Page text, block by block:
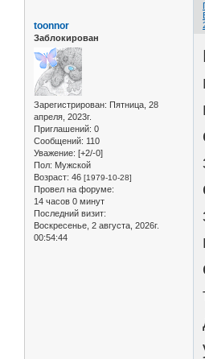
toonnor
Заблокирован
Зарегистрирован: Пятница, 28
апреля, 2023г.
Приглашений: 0
Сообщений: 110
Уважение: [+2/-0]
Пол: Мужской
Возраст: 46 [1979-10-28]
Провел на форуме:
14 часов 0 минут
Последний визит:
Воскресенье, 2 августа, 2026г.
00:54:44